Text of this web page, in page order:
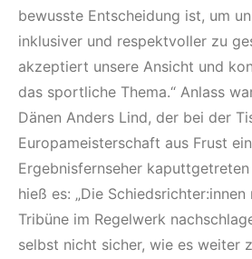
bewusste Entscheidung ist, um
inklusiver und respektvoller zu
akzeptiert unsere Ansicht und
das sportliche Thema.“ Anlass
Dänen Anders Lind, der bei der
Europameisterschaft aus Frust
Ergebnisfernseher
hieß es: „Die
Tribüne im Regelwerk
selbst nicht sicher, wie es weiter